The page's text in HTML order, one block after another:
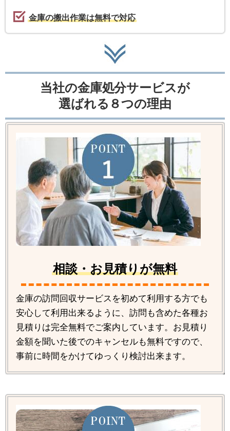
金庫の搬出作業は無料で対応
当社の金庫処分サービスが
選ばれる８つの理由
相談・お見積りが無料
金庫の訪問回収サービスを初めて利用する方でも
安心して利用出来るように、訪問も含めた各種お
見積りは完全無料でご案内しています。お見積り
金額を聞いた後でのキャンセルも無料ですので、
事前に時間をかけてゆっくり検討出来ます。